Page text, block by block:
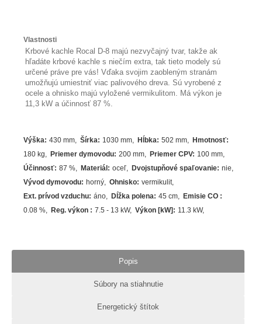
Vlastnosti
Krbové kachle Rocal D-8 majú nezvyčajný tvar, takže ak
hľadáte krbové kachle s niečím extra, tak tieto modely sú
určené práve pre vás! Vďaka svojim zaobleným stranám
umožňujú umiestniť viac palivového dreva. Sú vyrobené z
ocele a ohnisko majú vyložené vermikulitom. Má výkon je
11,3 kW a účinnosť 87 %.
Výška: 430 mm Šírka: 1030 mm Hĺbka: 502 mm Hmotnosť:
180 kg
Priemer dymovodu: 200 mm Priemer CPV: 100 mm
Účinnosť: 87% Materiál : oceľ Dvojstupňové spaľovanie: nie
Vývod dymovodu: horný Ohnisko: vermikulit
Ext. prívod vzduchu: áno Dĺžka polena: 45 cm Emisie CO :
0.08 %
Reg. výkon : 7.5 - 13 kW Výkon [kW] : 11.3 kW
Popis
Súbory na stiahnutie
Energetický štítok